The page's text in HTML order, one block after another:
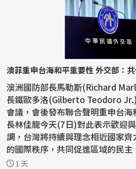
澳菲重申台海和平重要性 外交部：
澳洲國防部長馬勒斯(Richard
長鐵歐多洛(Gilberto Teodoro
會議，會後發布聯合聲明重申台
長林佳龍今天(7日)對此表示歡迎
調，台灣將持續與理念相近國家
的國際秩序，共同促進區域的民主、
聯...1 天